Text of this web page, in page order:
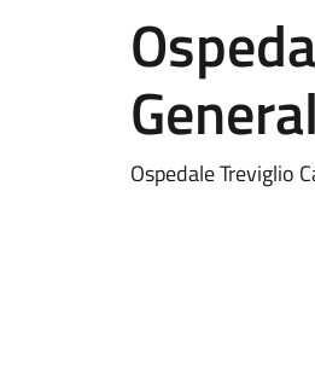
Ospedale Treviglio